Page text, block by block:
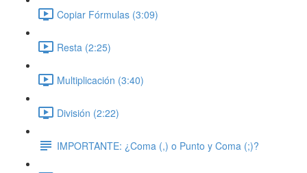
Copiar Fórmulas (3:09)
Resta (2:25)
Multiplicación (3:40)
División (2:22)
IMPORTANTE: ¿Coma (,) o Punto y Coma (;)?